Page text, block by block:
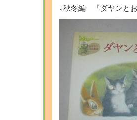
↓秋冬編 『ダヤンとお